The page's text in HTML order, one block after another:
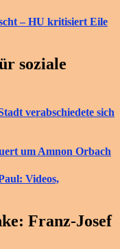
– HU kritisiert Eile
soziale
verabschiedete sich
um Amnon Orbach
Videos,
Franz-Josef